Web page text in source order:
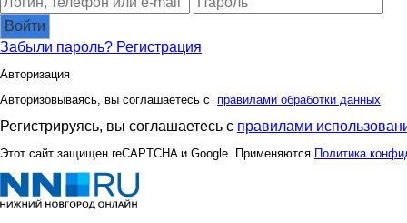
Войти
Забыли пароль? Регистрация
Авторизация
Авторизовываясь, вы соглашаетесь с правилами обработки данных
Регистрируясь, вы соглашаетесь с правилами
Этот сайт защищен reCAPTCHA и Google. Применяются Политика